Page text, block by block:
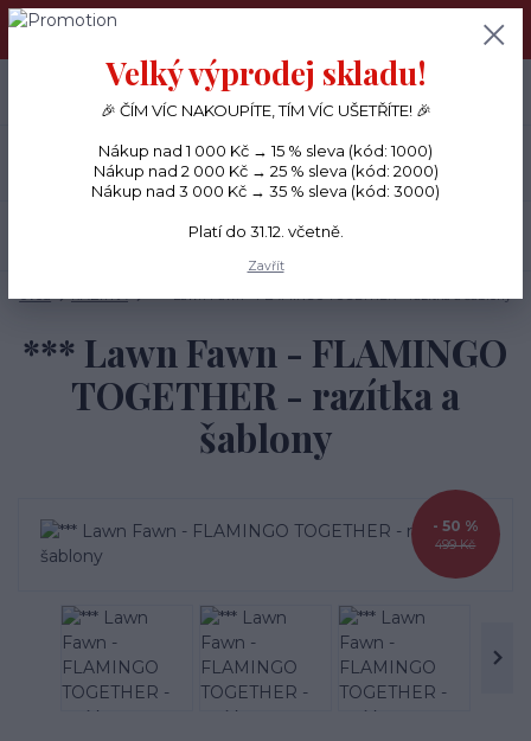
PŘÁNÍČKA a PAPÍROVÉ DÁRKY odesílám každý den, KREATIVNÍ
Menu
CZK
+420 734 380 930
(Po-Ne, 8-20 hod.)
*** Lawn Fawn - FLAMINGO
TOGETHER - razítka a
šablony
499 Kč
- 50 %
Velký výprodej skladu!
🎉 ČÍM VÍC NAKOUPÍTE, TÍM VÍC UŠETŘÍTE! 🎉
Nákup nad 1 000 Kč → 15 % sleva (kód: 1000)
Nákup nad 2 000 Kč → 25 % sleva (kód: 2000)
Nákup nad 3 000 Kč → 35 % sleva (kód: 3000)
Platí do 31.12. včetně.
Zavřít